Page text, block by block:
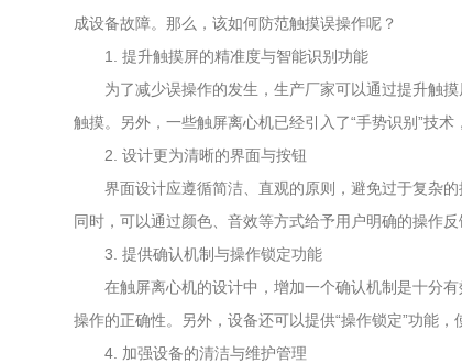
成设备故障。那么，该如何防范触摸误操作呢？
1. 提升触摸屏的精准度与智能识别功能
为了减少误操作的发生，生产厂家可以通过提升触摸
触摸。另外，一些触屏离心机已经引入了“手势识别”技
2. 设计更为清晰的界面与按钮
界面设计应遵循简洁、直观的原则，避免过于复杂的
同时，可以通过颜色、音效等方式给予用户明确的操作反
3. 提供确认机制与操作锁定功能
在触屏离心机的设计中，增加一个确认机制是十分有
操作的正确性。另外，设备还可以提供“操作锁定”功能
4. 加强设备的清洁与维护管理